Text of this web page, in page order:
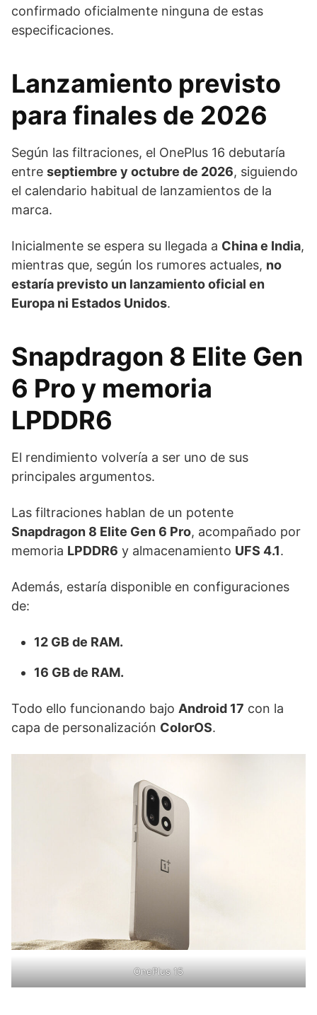
confirmado oficialmente ninguna de estas
especificaciones.
Lanzamiento previsto
para finales de 2026
Según las filtraciones, el OnePlus 16 debutaría
entre septiembre y octubre de 2026, siguiendo
el calendario habitual de lanzamientos de la
marca.
Inicialmente se espera su llegada a China e India,
mientras que, según los rumores actuales, no
estaría previsto un lanzamiento oficial en
Europa ni Estados Unidos.
Snapdragon 8 Elite Gen
6 Pro y memoria
LPDDR6
El rendimiento volvería a ser uno de sus
principales argumentos.
Las filtraciones hablan de un potente
Snapdragon 8 Elite Gen 6 Pro, acompañado por
memoria LPDDR6 y almacenamiento UFS 4.1.
Además, estaría disponible en configuraciones
de:
12 GB de RAM.
16 GB de RAM.
Todo ello funcionando bajo Android 17 con la
capa de personalización ColorOS.
OnePlus 15